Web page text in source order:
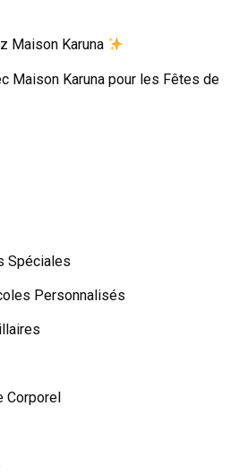
Maison Karuna
Maison Karuna pour les Fêtes de
Spéciales
Personnalisés
Corporel